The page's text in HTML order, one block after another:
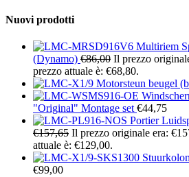
Nuovi prodotti
Multiriem
(Dynamo) €86,00 Il prezzo
prezzo attuale è: €68,80.
Motorsteun beugel
"Original" Montage set €44,75
Portier
€157,65 Il prezzo originale era:
attuale è: €129,00.
€99,00